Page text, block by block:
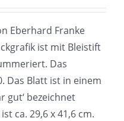
Eberhard Franke
ist mit Bleistift
Das
Das Blatt ist in einem
gut‘ bezeichnet
ca. 29,6 x 41,6 cm.